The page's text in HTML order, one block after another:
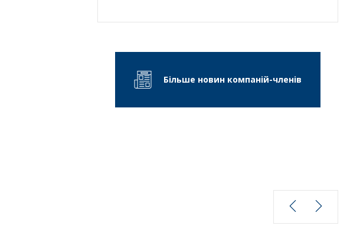
Більше новин компаній-членів